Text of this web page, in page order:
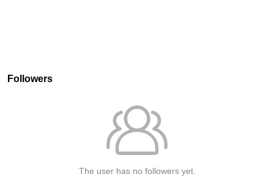
Followers
The user has no followers yet.